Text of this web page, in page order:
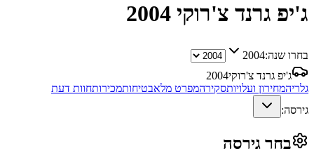
ג'יפ גרנד צ'רוקי 2004
בחרו שנה:2004
ג'יפ גרנד צ'רוקי2004
גלריהמחירון ועלויותסקירהמפרט מלאבטיחותמכירותחוות דעת
גירסה:
בחר גירסה